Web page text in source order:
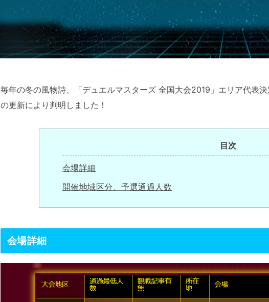
毎年の冬の風物詩、「デュエルマスターズ 全国大会2019」エリア代表
の更新により判明しました！
目次
会場詳細
開催地域区分、予選通過人数
会場詳細